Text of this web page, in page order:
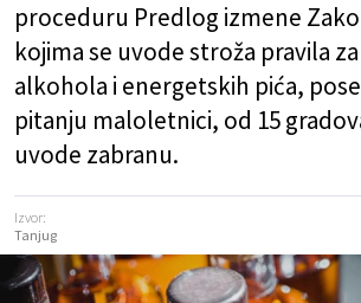
proceduru Predlog izmene
kojima se uvode stroža pravila
alkohola i energetskih pića,
pitanju maloletnici, od 15
uvode zabranu.
Izvor:
Tanjug